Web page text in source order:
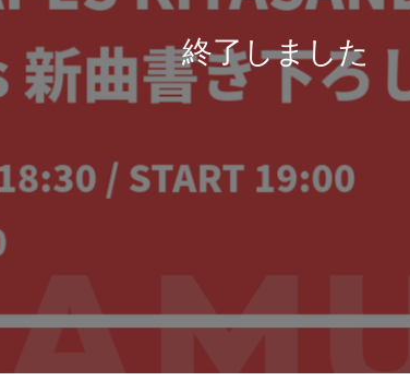
終了しました